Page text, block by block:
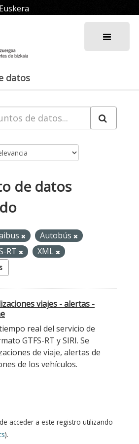
Euskera
datos
de datos
Autobús
RT XML
viajes - alertas -
real del servicio de
GTFS-RT y SIRI. Se
de viaje, alertas de
de los vehículos.
acceder a este registro utilizando
).